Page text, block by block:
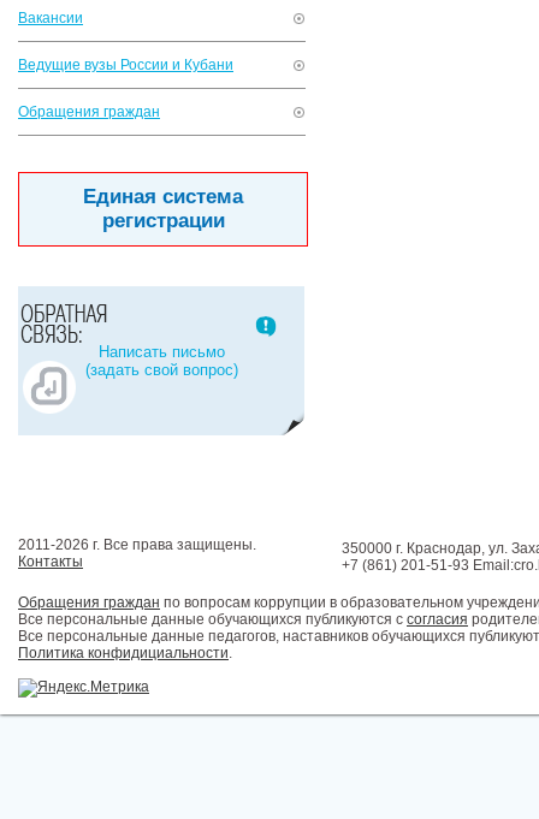
Вакансии
Ведущие вузы России и Кубани
Обращения граждан
Единая система
регистрации
Написать письмо
(задать свой вопрос)
2011-2026 г. Все права защищены.
Контакты
350000 г. Краснодар, ул.
+7 (861) 201-51-93
Обращения граждан по вопросам коррупции в образовательном
Все персональные данные обучающихся публикуются с согласия
Все персональные данные педагогов, наставников обучающихся
Политика конфидициальности.